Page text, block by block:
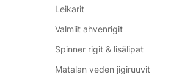
Leikarit
Valmiit ahvenrigit
Spinner rigit & lisälipat
Matalan veden jigiruuvit